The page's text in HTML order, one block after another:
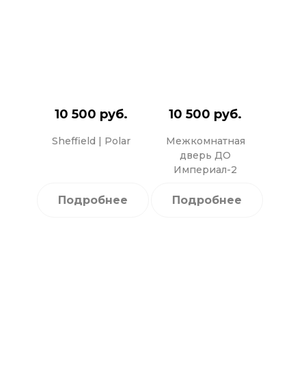
10 500 руб.
Sheffield | Polar
Подробнее
10 500 руб.
Межкомнатная
дверь ДО
Империал-2
Подробнее